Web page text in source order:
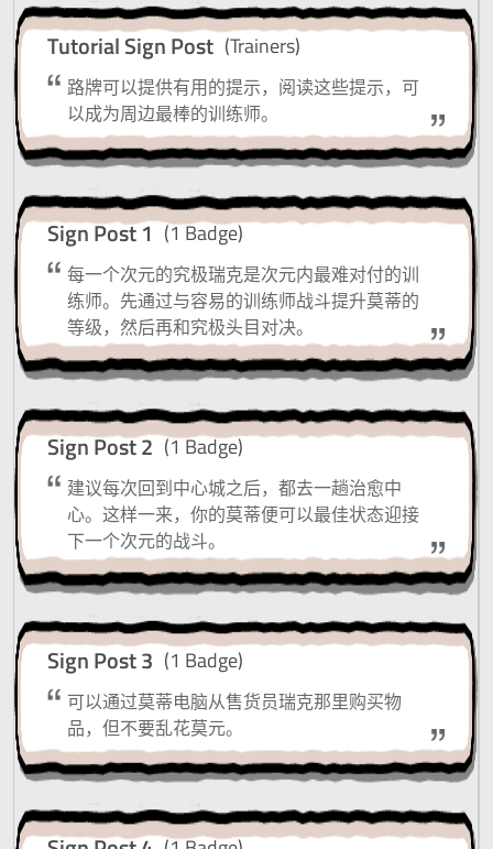
Tutorial Sign Post (Trainers)
路牌可以提供有用的提示，阅读这些提示，可
以成为周边最棒的训练师。
Sign Post 1 (1 Badge)
每一个次元的究极瑞克是次元内最难对付的训
练师。先通过与容易的训练师战斗提升莫蒂的
等级，然后再和究极头目对决。
Sign Post 2 (1 Badge)
建议每次回到中心城之后，都去一趟治愈中
心。这样一来，你的莫蒂便可以最佳状态迎接
下一个次元的战斗。
Sign Post 3 (1 Badge)
可以通过莫蒂电脑从售货员瑞克那里购买物
品，但不要乱花莫元。